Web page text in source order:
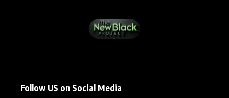
Follow US on Social Media